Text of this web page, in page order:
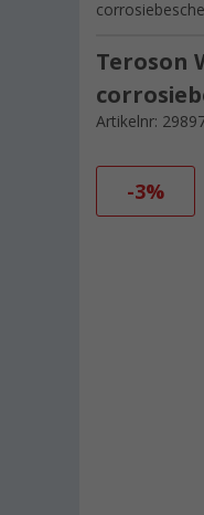
Teroson
Artikelnr:
-3%